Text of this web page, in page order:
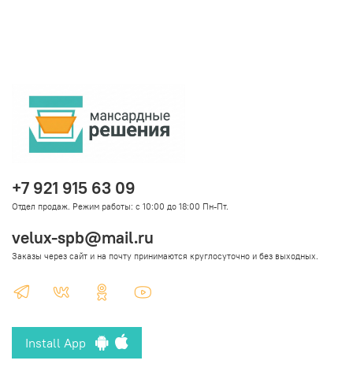
Install App
+7 921 915 63 09
Отдел продаж. Режим работы: с 10:00 до 18:00 Пн-Пт.
velux-spb@mail.ru
Заказы через сайт и на почту принимаются круглосуточно и без выходных.